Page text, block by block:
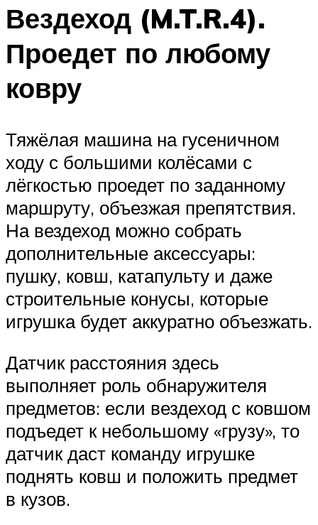
Вездеход (M.T.R.4).
Проедет по любому
ковру
Тяжёлая машина на гусеничном
ходу с большими колёсами с
лёгкостью проедет по заданному
маршруту, объезжая препятствия.
На вездеход можно собрать
дополнительные аксессуары:
пушку, ковш, катапульту и даже
строительные конусы, которые
игрушка будет аккуратно объезжать.
Датчик расстояния здесь
выполняет роль обнаружителя
предметов: если вездеход с ковшом
подъедет к небольшому «грузу», то
датчик даст команду игрушке
поднять ковш и положить предмет
в кузов.